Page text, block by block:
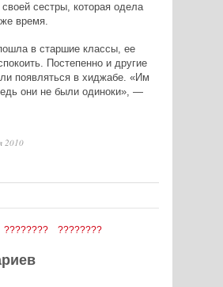
сестры, которая одела
время.
в старшие классы, ее
Постепенно и другие
появляться в хиджабе. «Им
они не были одиноки», —
2010
???????? ????????